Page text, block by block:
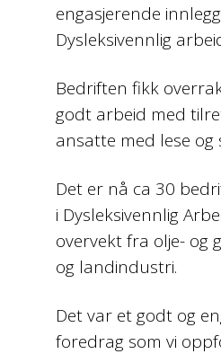
engasjerende
Dysleksivennlig
Bedriften fikk
godt arbeid med
ansatte med lese og
Det er nå ca 30
i Dysleksivennlig
overvekt fra olje- og
og landindustri.
Det var et godt og
foredrag som vi